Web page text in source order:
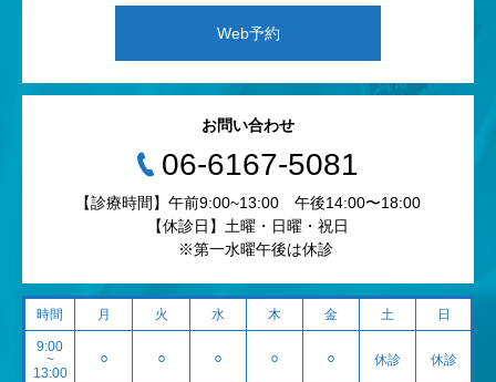
Web予約
お問い合わせ
‭06-6167-5081‬
【診療時間】午前9:00~13:00 午後14:00〜18:00
【休診日】土曜・日曜・祝日
※第一水曜午後は休診
時間 月 火 水 木 金 土 日
9:00
~
13:00
⚪︎ ⚪︎ ⚪︎ ⚪︎ ⚪︎ 休診 休診